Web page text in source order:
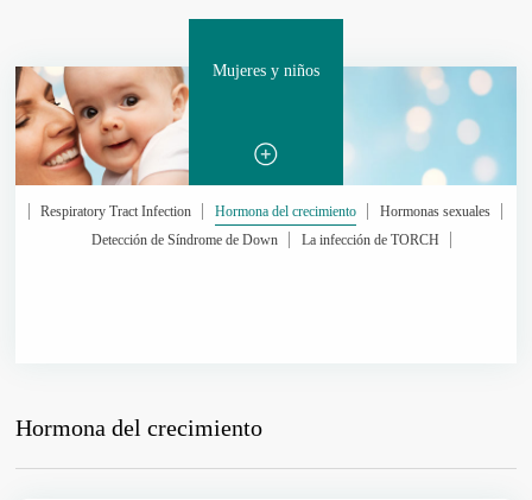
Mujeres y niños
Respiratory Tract Infection Hormona del crecimiento
Hormonas sexuales
Detección de Síndrome de Down
La infección de TORCH
Hormona del crecimiento